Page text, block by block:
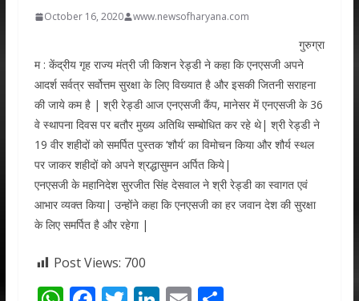
October 16, 2020 www.newsofharyana.com
गुरुग्रा
म : केंद्रीय गृह राज्य मंत्री जी किशन रेड्डी ने कहा कि एनएसजी अपने
आदर्श सर्वत्र सर्वोत्तम सुरक्षा के लिए विख्यात है और इसकी जितनी सराहना
की जाये कम है | श्री रेड्डी आज एनएसजी कैंप, मानेसर में एनएसजी के 36
वे स्थापना दिवस पर बतौर मुख्य अतिथि सम्बोधित कर रहे थे| श्री रेड्डी ने
19 वीर शहीदों को समर्पित पुस्तक ‘शौर्य’ का विमोचन किया और शौर्य स्थल
पर जाकर शहीदों को अपने श्रद्धासुमन अर्पित किये|
एनएसजी के महानिदेश सुरजीत सिंह देसवाल ने श्री रेड्डी का स्वागत एवं
आभार व्यक्त किया| उन्होंने कहा कि एनएसजी का हर जवान देश की सुरक्षा
के लिए समर्पित है और रहेगा |
Post Views: 700